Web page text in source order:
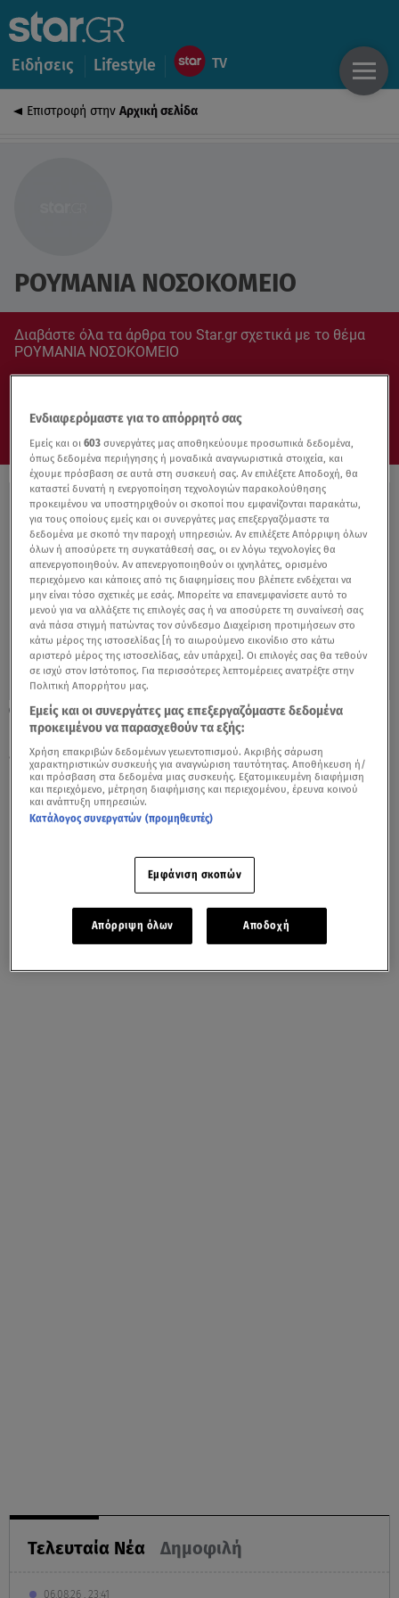
Ειδήσεις Lifestyle
Επιστροφή στην Αρχική σελίδα
ΡΟΥΜΑΝΙΑ ΝΟΣΟΚΟΜΕΙΟ
Διαβάστε όλα τα άρθρα του Star.gr σχετικά με το θέμα
ΡΟΥΜΑΝΙΑ ΝΟΣΟΚΟΜΕΙΟ
02.10.21, 00:12
Ρουμανία: Φωτιά σε νοσοκομείο - Νεκροί
επτά ασθενείς με Covid- 19
Τελευταία Νέα Δημοφιλή
06.08.26 , 23:41
Ενδιαφερόμαστε για το απόρρητό σας
Εμείς και οι603 συνεργάτες μας αποθηκεύουμε προσωπικά δεδομένα,
όπως δεδομένα περιήγησης ή μοναδικά αναγνωριστικά στοιχεία, και
έχουμε πρόσβαση σε αυτά στη συσκευή σας. Αν επιλέξετε Αποδοχή, θα
καταστεί δυνατή η ενεργοποίηση τεχνολογιών παρακολούθησης
προκειμένου να υποστηριχθούν οι σκοποί που εμφανίζονται παρακάτω,
για τους οποίους εμείς και οι συνεργάτες μας επεξεργαζόμαστε τα
δεδομένα με σκοπό την παροχή υπηρεσιών. Αν επιλέξετε Απόρριψη όλων
όλων ή αποσύρετε τη συγκατάθεσή σας, οι εν λόγω τεχνολογίες θα
απενεργοποιηθούν. Αν απενεργοποιηθούν οι ιχνηλάτες, ορισμένο
περιεχόμενο και κάποιες από τις διαφημίσεις που βλέπετε ενδέχεται να
μην είναι τόσο σχετικές με εσάς. Μπορείτε να επανεμφανίσετε αυτό το
μενού για να αλλάξετε τις επιλογές σας ή να αποσύρετε τη συναίνεσή σας
ανά πάσα στιγμή πατώντας τον σύνδεσμο Διαχείριση προτιμήσεων στο
κάτω μέρος της ιστοσελίδας [ή το αιωρούμενο εικονίδιο στο κάτω
αριστερό μέρος της ιστοσελίδας, εάν υπάρχει]. Οι επιλογές σας θα τεθούν
σε ισχύ στον Ιστότοπος. Για περισσότερες λεπτομέρειες ανατρέξτε στην
Πολιτική Απορρήτου μας.
Εμείς και οι συνεργάτες μας επεξεργαζόμαστε δεδομένα
προκειμένου να παρασχεθούν τα εξής:
Χρήση επακριβών δεδομένων γεωεντοπισμού. Ακριβής σάρωση
χαρακτηριστικών συσκευής για αναγνώριση ταυτότητας. Αποθήκευση ή/
και πρόσβαση στα δεδομένα μιας συσκευής. Εξατομικευμένη διαφήμιση
και περιεχόμενο, μέτρηση διαφήμισης και περιεχομένου, έρευνα κοινού
και ανάπτυξη υπηρεσιών.
Κατάλογος συνεργατών (προμηθευτές)
Εμφάνιση σκοπών
Απόρριψη όλων Αποδοχή